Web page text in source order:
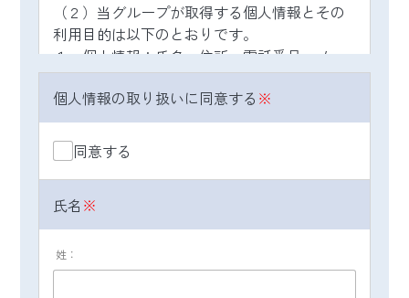
（２）当グループが取得する個人情報とその
利用目的は以下のとおりです。
１．個人情報：氏名、住所、電話番号、メー
ルアドレス等、閲覧したWebページ等のデー
タ（個人情報と紐付けて取得しています）
２．利用目的：Webページの閲覧履歴を集
計・分析、製品・サービス・イベント・セミ
ナー・キャンペーン・アンケートなどの情報
提供、お問い合わせ対応、それらの改善・新
規開発、および業務提携先の製品の情報提供
のため
（３）個人情報の共同利用について
個人情報の取り扱いに同意する ※
同意する
氏名 ※
姓：